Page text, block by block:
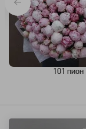
101 пион